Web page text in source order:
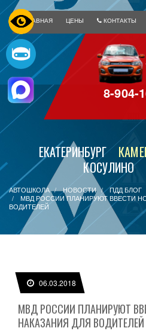
ГЛАВНАЯ ЦЕНЫ КОНТАКТЫ
8-904-
ЕКАТЕРИНБУРГ
КОСУЛИНО
АВТОШКОЛА НОВОСТИ
ПДД БЛОГ
МВД РОССИИ ПЛАНИРУЮТ ВВЕСТИ
ВОДИТЕЛЕЙ
06.03.2018
МВД РОССИИ ПЛАНИРУЮТ
НАКАЗАНИЯ ДЛЯ ВОДИТЕЛЕЙ